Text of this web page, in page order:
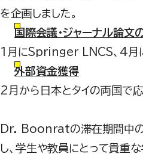
を企画しました。
国際会議・ジャーナル論文
1 月にSpringer LNCS、 4 月
外部資金獲得
2 月から日本とタイの両国で
Dr. Boonratの滞在期間中
し、学生や教員にとって貴重